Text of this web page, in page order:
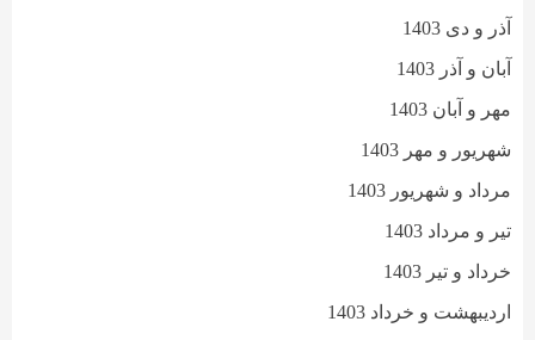
آذر و دی 1403
آبان و آذر 1403
مهر و آبان 1403
شهریور و مهر 1403
مرداد و شهریور 1403
تیر و مرداد 1403
خرداد و تیر 1403
اردیبهشت و خرداد 1403